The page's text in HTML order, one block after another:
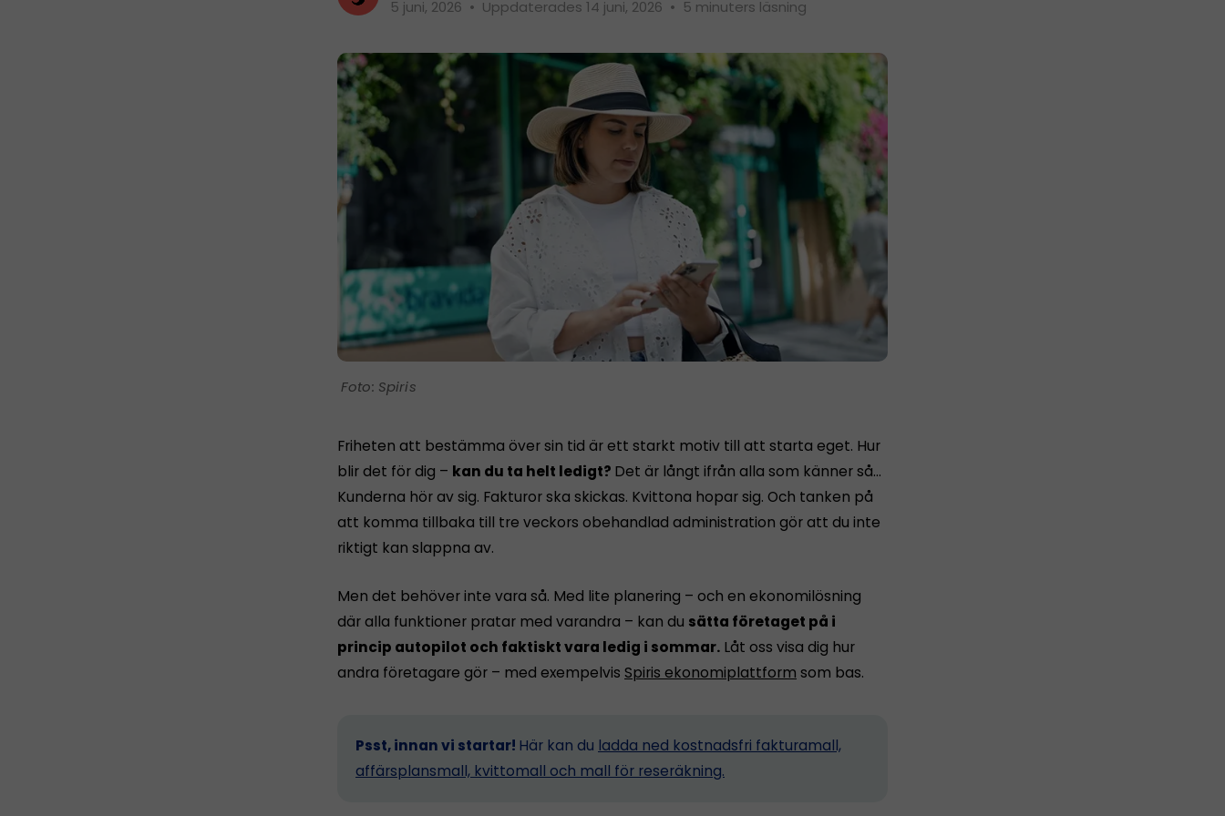
5 juni, 2026 • Uppdaterades 14 juni, 2026 • 5 minuters läsning
Spiris
Friheten att bestämma över sin tid är ett starkt motiv till att starta eget. Hur
blir det för dig – kan du ta helt ledigt? Det är långt ifrån alla som känner så…
Kunderna hör av sig. Fakturor ska skickas. Kvittona hopar sig. Och tanken på
att komma tillbaka till tre veckors obehandlad administration gör att du inte
riktigt kan slappna av.
Men det behöver inte vara så. Med lite planering – och en ekonomilösning
där alla funktioner pratar med varandra – kan du sätta företaget på i
princip autopilot och faktiskt vara ledig i sommar. Låt oss visa dig hur
andra företagare gör – med exempelvis Spiris ekonomiplattform som bas.
Psst, innan vi startar! Här kan du ladda ned kostnadsfri fakturamall,
affärsplansmall, kvittomall och mall för reseräkning.